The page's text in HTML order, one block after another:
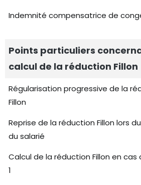
Indemnité compensatrice de
Points particuliers
calcul de la réduction Fillon
Régularisation progressive de la
Fillon
Reprise de la réduction Fillon lors
du salarié
Calcul de la réduction Fillon en cas
1